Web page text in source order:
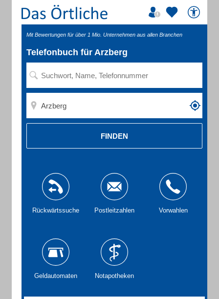
Mit Bewertungen für über 1 Mio. Unternehmen aus allen Branchen
Telefonbuch für Arzberg
FINDEN
Rückwärtssuche Postleitzahlen Vorwahlen
Geldautomaten Notapotheken